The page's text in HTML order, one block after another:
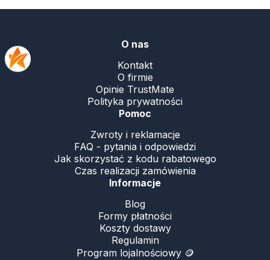
O nas
Kontakt
O firmie
Opinie TrustMate
Polityka prywatności
Pomoc
Zwroty i reklamacje
FAQ - pytania i odpowiedzi
Jak skorzystać z kodu rabatowego
Czas realizacji zamówienia
Informacje
Blog
Formy płatności
Koszty dostawy
Regulamin
Program lojalnościowy 🪙